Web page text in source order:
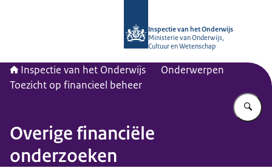
Inspectie van het Onderwijs
Ministerie van Onderwijs,
Cultuur en Wetenschap
Inspectie van het Onderwijs
Onderwerpen
Toezicht op financieel beheer
Overige financiële
onderzoeken